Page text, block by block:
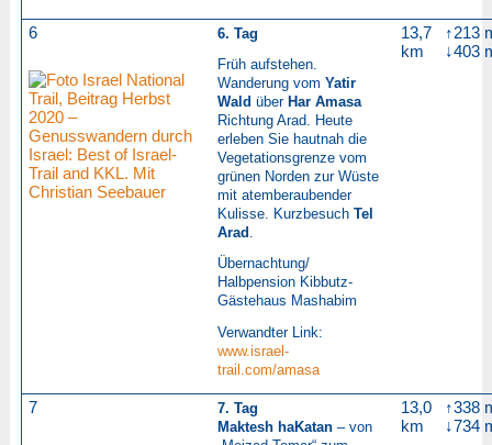
6
6. Tag
Früh aufstehen.
Wanderung vom Yatir
Wald über Har Amasa
Richtung Arad. Heute
erleben Sie hautnah die
Vegetationsgrenze vom
grünen Norden zur Wüste
mit atemberaubender
Kulisse. Kurzbesuch Tel
Arad .
Übernachtung/
Halbpension Kibbutz-
Gästehaus Mashabim
Verwandter Link:
www.israel-
trail.com/amasa
13,7
km
↑213
↓403
7
7. Tag
Maktesh haKatan– von
13,0
km
↑338
↓734